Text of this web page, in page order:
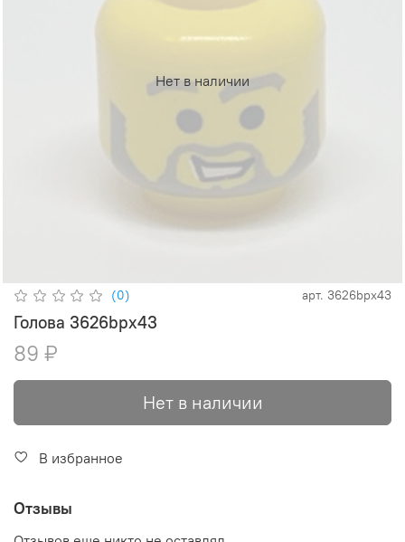
Нет в наличии
(0) арт. 3626bpx43
Голова 3626bpx43
89 ₽
Нет в наличии
В избранное
Отзывы